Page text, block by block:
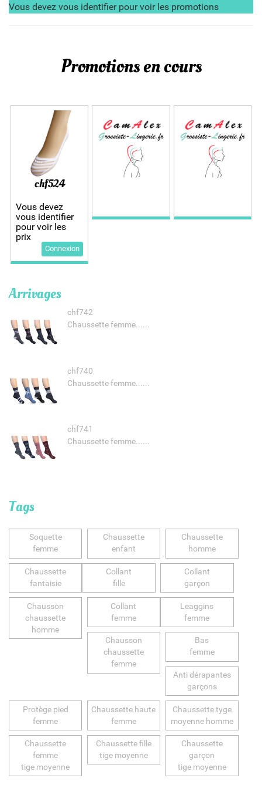
Vous devez vous identifier pour voir les promotions
Promotions en cours
chf524
Vous devez
vous identifier
pour voir les
prix
Connexion
Arrivages
chf742
Chaussette femme......
chf740
Chaussette femme......
chf741
Chaussette femme......
Tags
Soquette
femme
Chaussette
enfant
Chaussette
homme
Chaussette
fantaisie
Collant
fille
Collant
garçon
Chausson
chaussette
homme
Collant
femme
Leaggins
femme
Chausson
chaussette
femme
Bas
femme
Anti dérapantes
garçons
Protège pied
femme
Chaussette haute
femme
Chaussette tyge
moyenne homme
Chaussette
femme
tige moyenne
Chaussette fille
tige moyenne
Chaussette
garçon
tige moyenne